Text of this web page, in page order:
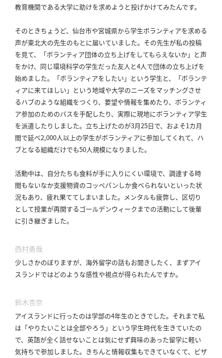
教育機関である大学に助けを求めようと投げかけてみたんです。
そのときちょうど、仙台市や宮城県から学生ボランティアを求める
声が東北大の先生のもとに届いていました。 その先生が私の投稿
を見て、「ボランティア団体の立ち上げをしてもらえないか」と声
をかけ、同じ環境科学の学生だった友人と4人で団体の立ち上げを
始めました。
「ボランティアをしたい」という学生と、「ボランテ
ィアに来てほしい」という地域や大学のニーズをマッチングさせ
るハブのような組織をつくり、要望や情報を集めたり、ボランティ
ア参加のためのバスを手配したり、実際に現地にボランティア学生
を派遣したりしました。 立ち上げたのが3月25日で、およそ1カ月
間で延べ2,000人以上の学生がボランティアに参加してくれて、ハ
ブとなる組織だけでも50人規模になりました。
活動中は、自分たちも食料が手に入りにくい環境で、調達する時
間もないなか支援物資のコッペパンしか食べられないといった状
況もあり、疲れ果ててしまいました。 メンタルも疲弊し、区切り
として授業が再開するゴールデンウィークまでの活動にして後輩
に引き継ぎました。
西村勇哉
少しさかのぼりますが、海外留学の話もお聞きしたく、まずアイ
スランドではどのような感性や視点が得られたんですか。
鈴木杏奈
アイスランドに行ったのは学部の4年生のときでした。 それまで私
は「やりたいことは全部やろう」という学生時代を生きていたの
で、英語が全く話せないことは気にせず興味のあった留学に軽い
気持ちで参加しました。 きちんと情報収集もできていなくて、ビザ